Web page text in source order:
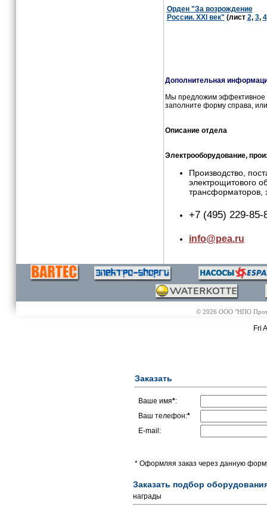
Орден "За возрождение
России. XXI век" (лист 2, 3, 4
Дополнительная
Мы предложим эффективное
заполните форму справа,
Описание отдела
Электрооборудование,
Производство,
электрощитового
трансформаторов,
+7 (495) 229-85-
info@pea.ru
© 2026 ООО "НПО
Fri
Заказать
Ваше имя*:
Ваш телефон:*
E-mail:
* Оформляя заказ через данную
Заказать подбор
награды